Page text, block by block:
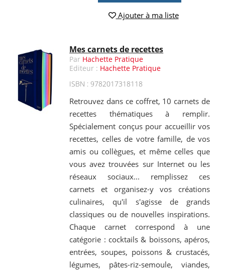
Ajouter à ma liste
Mes carnets de recettes
Par Hachette Pratique
Editeur : Hachette Pratique
ISBN : 9782017318118
Retrouvez dans ce coffret, 10 carnets de
recettes thématiques à remplir.
Spécialement conçus pour accueillir vos
recettes, celles de votre famille, de vos
amis ou collègues, et même celles que
vous avez trouvées sur Internet ou les
réseaux sociaux... remplissez ces
carnets et organisez-y vos créations
culinaires, qu'il s'agisse de grands
classiques ou de nouvelles inspirations.
Chaque carnet correspond à une
catégorie : cocktails & boissons, apéros,
entrées, soupes, poissons & crustacés,
légumes, pâtes-riz-semoule, viandes,